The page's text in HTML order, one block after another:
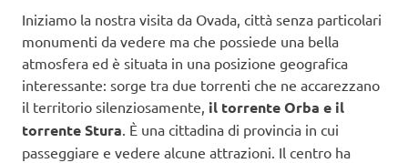
Iniziamo la nostra visita da Ovada, città senza particolari
monumenti da vedere ma che possiede una bella
atmosfera ed è situata in una posizione geografica
interessante: sorge tra due torrenti che ne accarezzano
il territorio silenziosamente, il torrente Orba e il
torrente Stura. È una cittadina di provincia in cui
passeggiare e vedere alcune attrazioni. Il centro ha